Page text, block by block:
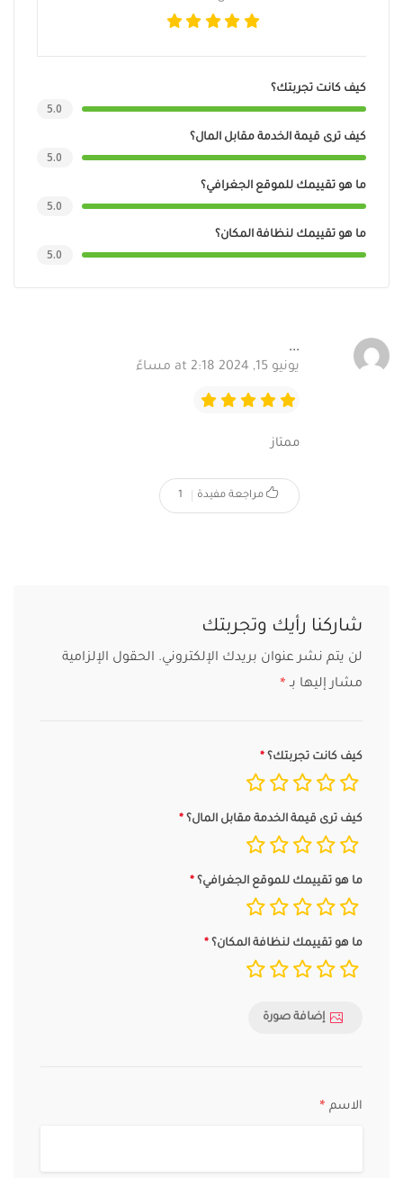
كيف كانت تجربتك؟
5.0
كيف ترى قيمة الخدمة مقابل المال؟
5.0
ما هو تقييمك للموقع الجغرافي؟
5.0
ما هو تقييمك لنظافة المكان؟
5.0
...
يونيو 15, 2024 at 2:18 مساءً
ممتاز
مراجعة مفيدة 1
شاركنا رأيك وتجربتك
لن يتم نشر عنوان بريدك الإلكتروني. الحقول الإلزامية
مشار إليها بـ *
كيف كانت تجربتك؟
كيف ترى قيمة الخدمة مقابل المال؟
ما هو تقييمك للموقع الجغرافي؟
ما هو تقييمك لنظافة المكان؟
إضافة صورة
الاسم *